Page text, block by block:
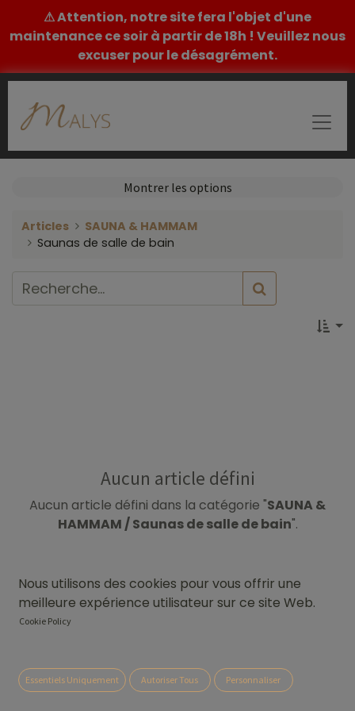
⚠ Attention, notre site fera l'objet d'une
maintenance ce soir à partir de 18h ! Veuillez nous
excuser pour le désagrément.
Montrer les options
Articles
SAUNA & HAMMAM
Saunas de salle de bain
Aucun article défini
Aucun article défini dans la catégorie "SAUNA &
HAMMAM / Saunas de salle de bain".
Nous utilisons des cookies pour vous offrir une
meilleure expérience utilisateur sur ce site Web.
Cookie Policy
Essentiels Uniquement Autoriser Tous Personnaliser